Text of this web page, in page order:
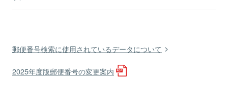
郵便番号検索に使用されているデータについて
2025年度版郵便番号の変更案内